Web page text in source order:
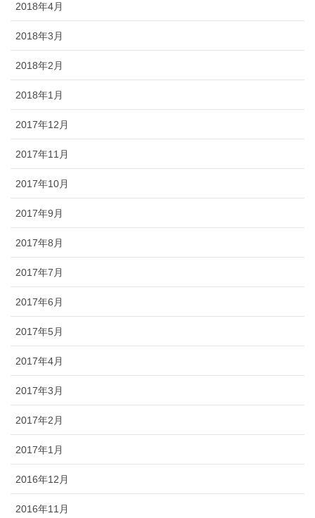
2018年4月
2018年3月
2018年2月
2018年1月
2017年12月
2017年11月
2017年10月
2017年9月
2017年8月
2017年7月
2017年6月
2017年5月
2017年4月
2017年3月
2017年2月
2017年1月
2016年12月
2016年11月